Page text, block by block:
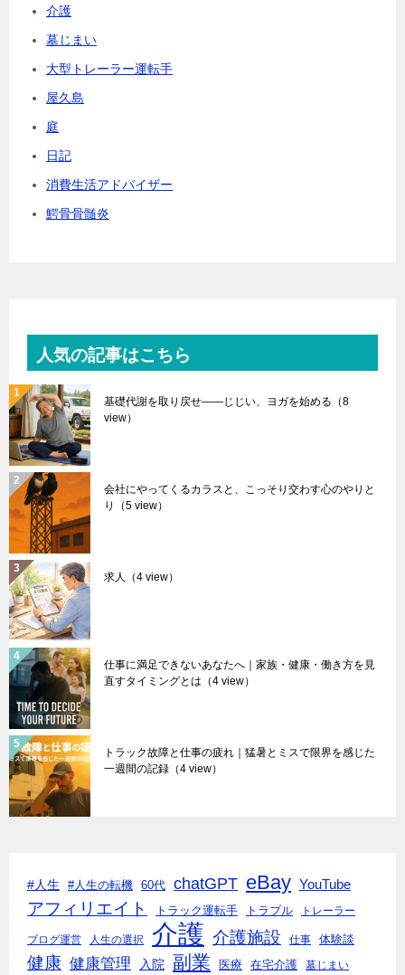
介護
墓じまい
大型トレーラー運転手
屋久島
庭
日記
消費生活アドバイザー
鰐骨骨髄炎
人気の記事はこちら
基礎代謝を取り戻せ――じじい、ヨガを始める （8
view）
会社にやってくるカラスと、こっそり交わす心のやりと
り
（5 view）
求人 （4 view）
仕事に満足できないあなたへ｜家族・健康・働き方を見
直すタイミングとは （4 view）
トラック故障と仕事の疲れ｜猛暑とミスで限界を感じた
一週間の記録 （4 view）
#人生 #人生の転機 60代 chatGPT eBay YouTube
アフィリエイト トラック運転手 トラブル トレーラー
ブログ運営 人生の選択 介護 介護施設 仕事 体験談
健康 健康管理 入院 副業 医療 在宅介護 墓じまい